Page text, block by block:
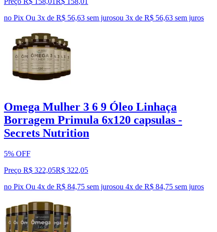
no Pix Ou 3x de R$ 56,63 sem jurosou 3x de R$ 56,63 sem juros
Omega Mulher 3 6 9 Óleo Linhaça
Borragem Primula 6x120 capsulas -
Secrets Nutrition
5% OFF
Preço R$ 322,05R$ 322,05
no Pix Ou 4x de R$ 84,75 sem jurosou 4x de R$ 84,75 sem juros